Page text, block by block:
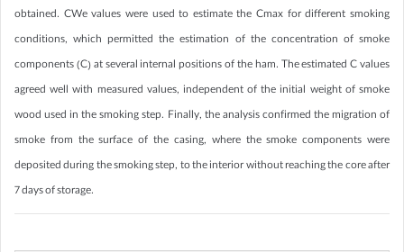
obtained. CWe values were used to estimate the Cmax for different smoking
conditions, which permitted the estimation of the concentration of smoke
components (C) at several internal positions of the ham. The estimated C values
agreed well with measured values, independent of the initial weight of smoke
wood used in the smoking step. Finally, the analysis confirmed the migration of
smoke from the surface of the casing, where the smoke components were
deposited during the smoking step, to the interior without reaching the core after
7 days of storage.